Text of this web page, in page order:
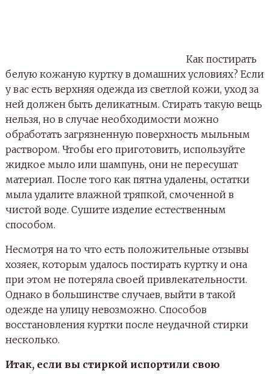
Как постирать
белую кожаную куртку в домашних условиях? Если
у вас есть верхняя одежда из светлой кожи, уход за
ней должен быть деликатным. Стирать такую вещь
нельзя, но в случае необходимости можно
обработать загрязненную поверхность мыльным
раствором. Чтобы его приготовить, используйте
жидкое мыло или шампунь, они не пересушат
материал. После того как пятна удалены, остатки
мыла удалите влажной тряпкой, смоченной в
чистой воде. Сушите изделие естественным
способом.
Несмотря на то что есть положительные отзывы
хозяек, которым удалось постирать куртку и она
при этом не потеряла своей привлекательности.
Однако в большинстве случаев, выйти в такой
одежде на улицу невозможно. Способов
восстановления куртки после неудачной стирки
несколько.
Итак, если вы стиркой испортили свою